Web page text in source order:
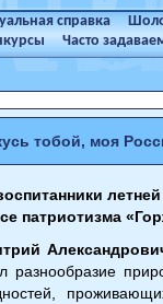
справка
Часто
тобой, моя
патриотизма
разнообразие